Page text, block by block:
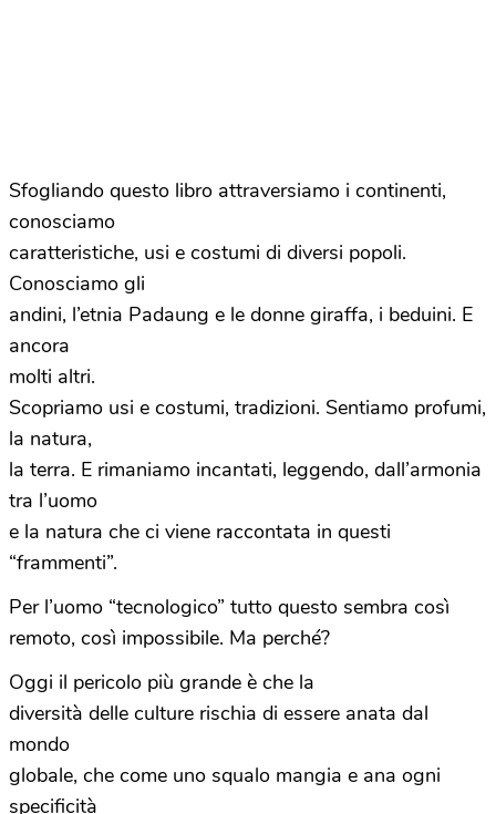
Sfogliando questo libro attraversiamo i continenti,
conosciamo
caratteristiche, usi e costumi di diversi popoli.
Conosciamo gli
andini, l’etnia Padaung e le donne giraffa, i beduini. E
ancora
molti altri.
Scopriamo usi e costumi, tradizioni. Sentiamo profumi,
la natura,
la terra. E rimaniamo incantati, leggendo, dall’armonia
tra l’uomo
e la natura che ci viene raccontata in questi
“frammenti”.
Per l’uomo “tecnologico” tutto questo sembra così
remoto, così impossibile. Ma perché?
Oggi il pericolo più grande è che la
diversità delle culture rischia di essere anata dal
mondo
globale, che come uno squalo mangia e ana ogni
specificità